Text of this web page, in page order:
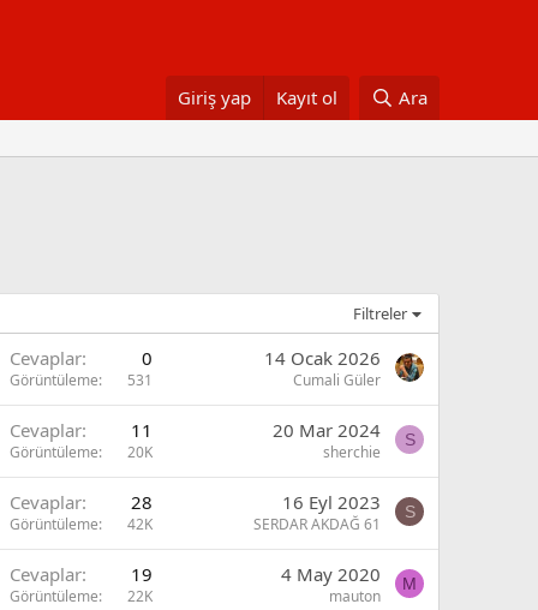
Giriş yap Kayıt ol Ara
Filtreler
Cevaplar 0
Görüntüleme 531
14 Ocak 2026
Cumali Güler
Cevaplar 11
Görüntüleme 20K
20 Mar 2024
sherchie
S
Cevaplar 28
Görüntüleme 42K
16 Eyl 2023
SERDAR AKDAĞ 61
S
Cevaplar 19
Görüntüleme 22K
4 May 2020
mauton
M